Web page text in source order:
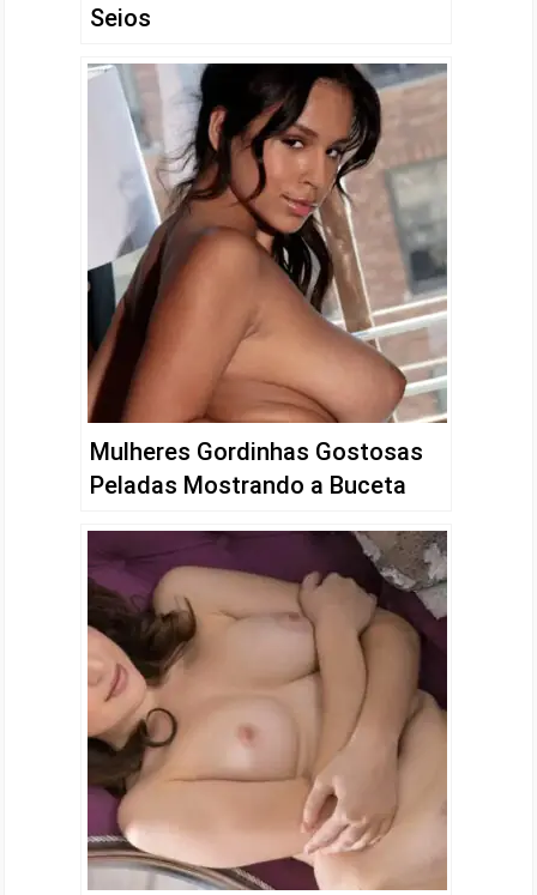
Seios
Mulheres Gordinhas Gostosas
Peladas Mostrando a Buceta